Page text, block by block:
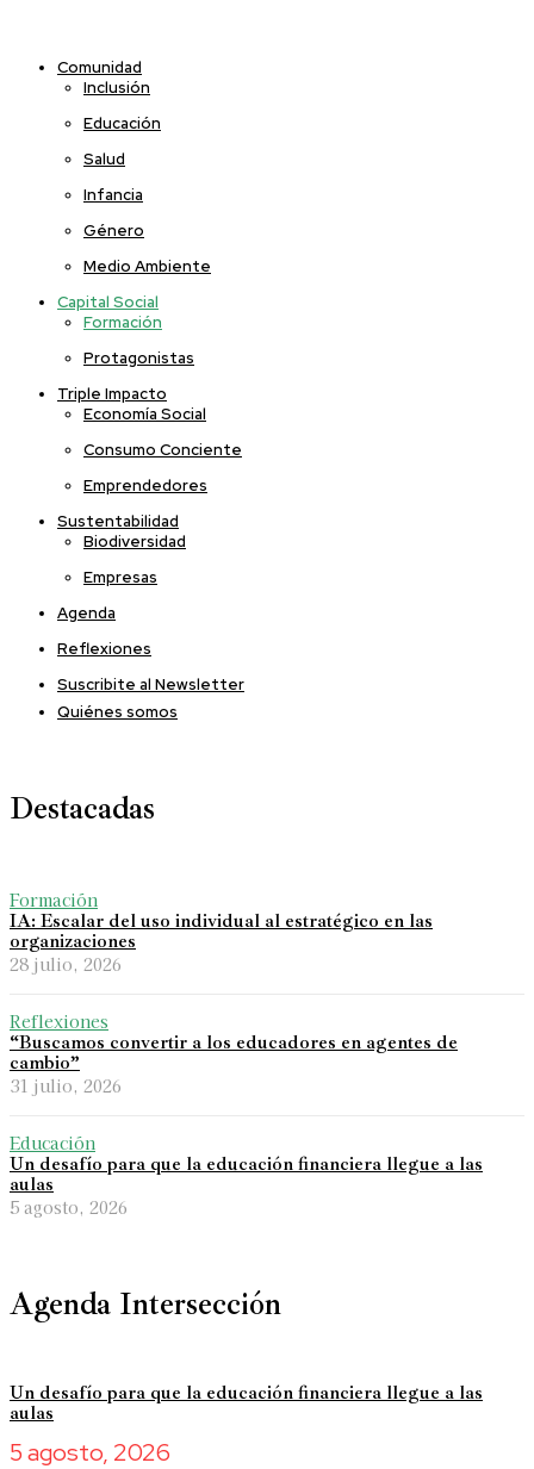
Comunidad
Inclusión
Educación
Salud
Infancia
Género
Medio Ambiente
Capital Social
Formación
Protagonistas
Triple Impacto
Economía Social
Consumo Conciente
Emprendedores
Sustentabilidad
Biodiversidad
Empresas
Agenda
Reflexiones
Suscribite al Newsletter
Quiénes somos
Destacadas
Formación
IA: Escalar del uso individual al estratégico en las
organizaciones
28 julio, 2026
Reflexiones
“Buscamos convertir a los educadores en agentes de
cambio”
31 julio, 2026
Educación
Un desafío para que la educación financiera llegue a las
aulas
5 agosto, 2026
Agenda Intersección
Un desafío para que la educación financiera llegue a las
aulas
5 agosto, 2026